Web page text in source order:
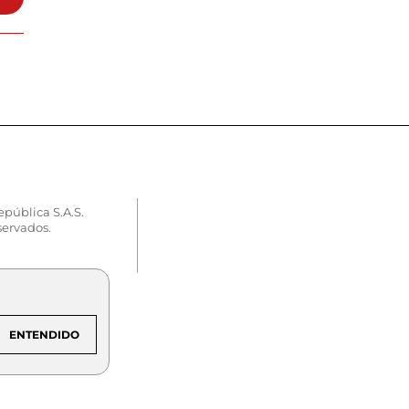
S.A.S.
ENTENDIDO